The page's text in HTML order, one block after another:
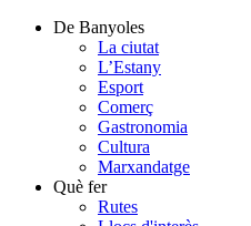
De Banyoles
La ciutat
L’Estany
Esport
Comerç
Gastronomia
Cultura
Marxandatge
Què fer
Rutes